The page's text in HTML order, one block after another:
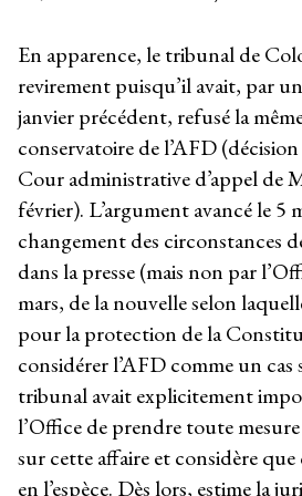
En apparence, le tribunal de
revirement puisqu’il avait, par
janvier précédent, refusé la
conservatoire de l’AFD
Cour administrative d’appel de
février). L’argument avancé le 5
changement des circonstances
dans la presse (mais non par
mars, de la nouvelle selon
pour la protection de la
considérer l’AFD comme un cas
tribunal avait explicitement
l’Office de prendre toute
sur cette affaire et considère que
en l’espèce. Dès lors, estime la